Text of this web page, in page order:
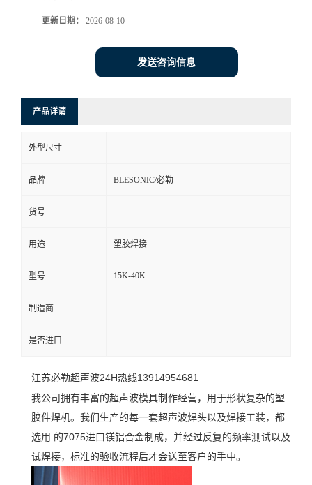
更新日期： 2026-08-10
发送咨询信息
产品详请
外型尺寸
品牌 BLESONIC/必勒
货号
用途 塑胶焊接
型号 15K-40K
制造商
是否进口
江苏必勒超声波24H热线13914954681
我公司拥有丰富的超声波模具制作经营，用于形状复杂的塑
胶件焊机。我们生产的每一套超声波焊头以及焊接工装，都
选用 的7075进口镁铝合金制成，并经过反复的频率测试以及
试焊接，标准的验收流程后才会送至客户的手中。